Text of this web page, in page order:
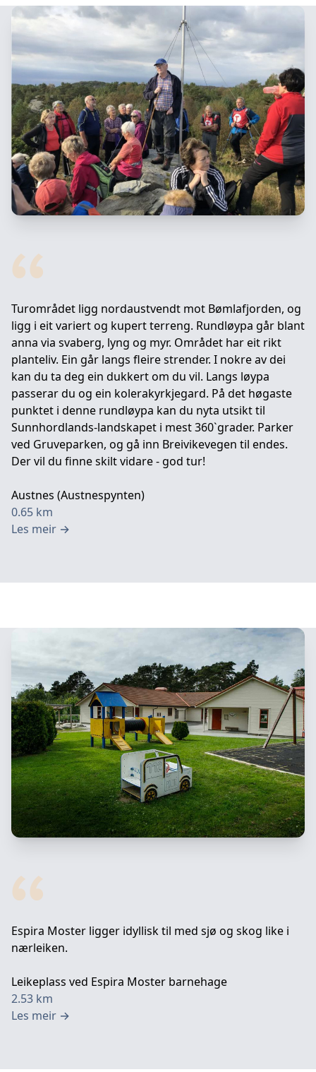
Turområdet ligg nordaustvendt mot Bømlafjorden, og
ligg i eit variert og kupert terreng. Rundløypa går blant
anna via svaberg, lyng og myr. Området har eit rikt
planteliv. Ein går langs fleire strender. I nokre av dei
kan du ta deg ein dukkert om du vil. Langs løypa
passerar du og ein kolerakyrkjegard. På det høgaste
punktet i denne rundløypa kan du nyta utsikt til
Sunnhordlands-landskapet i mest 360`grader. Parker
ved Gruveparken, og gå inn Breivikevegen til endes.
Der vil du finne skilt vidare - god tur!
Austnes (Austnespynten)
0.65 km
Les meir →
Espira Moster ligger idyllisk til med sjø og skog like i
nærleiken.
Leikeplass ved Espira Moster barnehage
2.53 km
Les meir →